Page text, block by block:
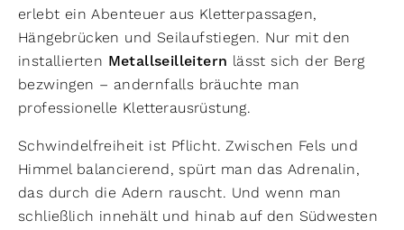
erlebt ein Abenteuer aus Kletterpassagen,
Hängebrücken und Seilaufstiegen. Nur mit den
installierten Metallseilleitern lässt sich der Berg
bezwingen – andernfalls bräuchte man
professionelle Kletterausrüstung.
Schwindelfreiheit ist Pflicht. Zwischen Fels und
Himmel balancierend, spürt man das Adrenalin,
das durch die Adern rauscht. Und wenn man
schließlich innehält und hinab auf den Südwesten